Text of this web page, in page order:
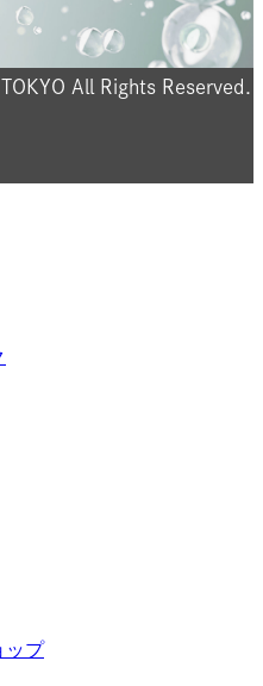
All Rights Reserved.
ップ